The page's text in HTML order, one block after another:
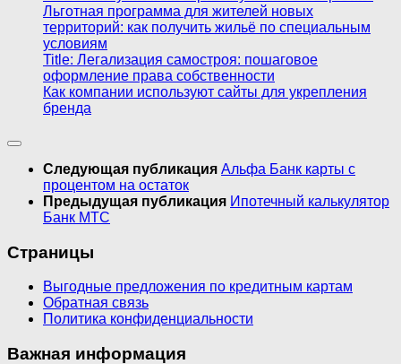
Льготная программа для жителей новых
территорий: как получить жильё по специальным
условиям
Title: Легализация самостроя: пошаговое
оформление права собственности
Как компании используют сайты для укрепления
бренда
Следующая публикация Альфа Банк карты с
процентом на остаток
Предыдущая публикация Ипотечный калькулятор
Банк МТС
Страницы
Выгодные предложения по кредитным картам
Обратная связь
Политика конфиденциальности
Важная информация